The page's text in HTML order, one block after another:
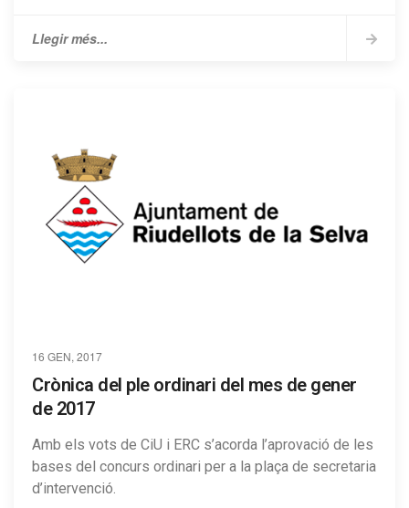
Llegir més...
16 GEN, 2017
Crònica del ple ordinari del mes de gener
de 2017
Amb els vots de CiU i ERC s’acorda l’aprovació de les
bases del concurs ordinari per a la plaça de secretaria
d’intervenció.